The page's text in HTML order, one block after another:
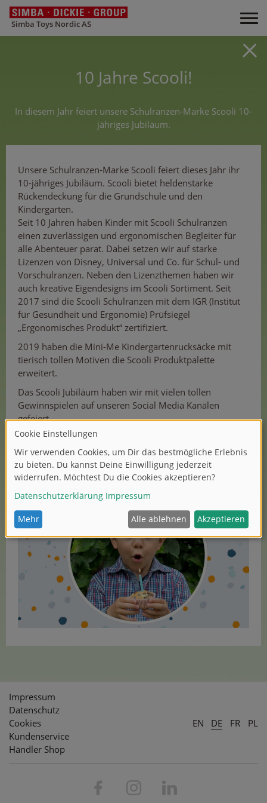
Simba Toys Nordic AS
10 Jahre Scooli!
In diesem Jahr feiert unsere Schulranzen-Marke Scooli 10-
jähriges Jubiläum.
Unsere Schulranzen-Marke Scooli feiert dieses Jahr ihr
10-jähriges Jubiläum. Scooli bietet heldenstarke
Rückendeckung für die Grundschule und den
Kindergarten.
Seit 10 Jahren haben Kinder mit Scooli Schulranzen
einen zuverlässigen und ergonomischen Begleiter für
alle Abenteuer parat. Dabei setzen wir auf starke
Lizenzen von Disney, Universal und Co. für Schul- und
Vorschulranzen. Neben den Lizenzthemen haben wir
auch kreative Eigendesigns im Scooli Sortiment. Seit
2017 sind die Scooli Schulranzen mit dem IGR (Institut
für Gesundheit und Ergonomie) Prüfsiegel
„Ergonomisches Produkt“ zertifiziert.
2019 haben die Mini-Me Kindergartenrucksäcke mit
tierisch tollen Motiven die Scooli Produktpalette
erweitert.
Das Scooli Jubiläum haben wir mit vielen tollen
Gewinnspielen auf unseren Social Media Kanälen
gefeiert.
Wir freuen uns, Eltern und Kindern weiterhin treu zur
Schule und Kindergarten zu begleiten.
Impressum
Datenschutz
Cookies
Kundenservice
Händler Shop
EN DE FR PL